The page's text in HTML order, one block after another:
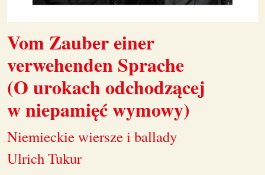
Vom Zauber einer
verwehenden Sprache
(O urokach odchodzącej
w niepamięć wymowy)
Niemieckie wiersze i ballady
Ulrich Tukur